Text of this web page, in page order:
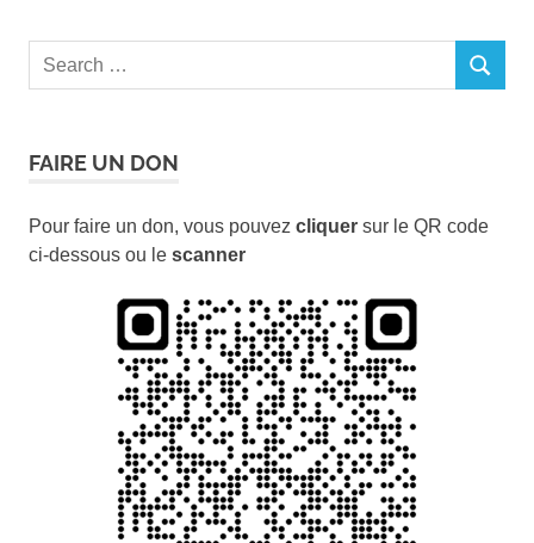
Search
SEARCH
FAIRE UN DON
Pour faire un don, vous pouvez cliquer sur le QR code
ci-dessous ou le scanner